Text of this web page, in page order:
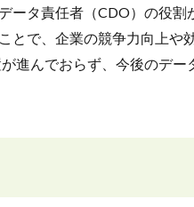
ータ責任者（CDO）の役割
とで、企業の競争力向上や
進んでおらず、今後のデ